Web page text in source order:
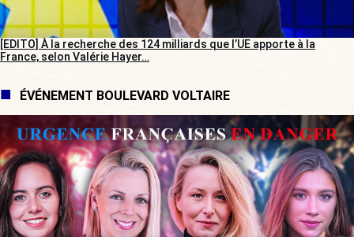
[EDITO] À la recherche des 124 milliards que l’UE apporte à la
France, selon Valérie Hayer…
ÉVÉNEMENT BOULEVARD VOLTAIRE